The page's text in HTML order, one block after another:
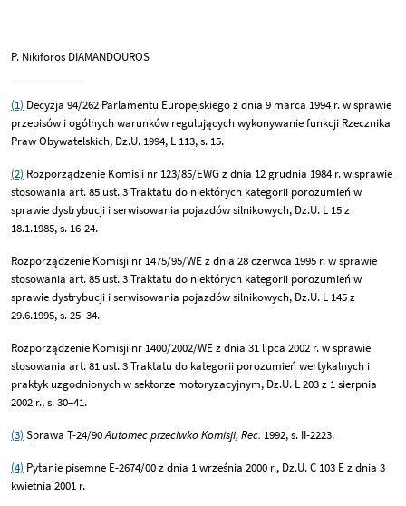
P. Nikiforos DIAMANDOUROS
(1) Decyzja 94/262 Parlamentu Europejskiego z dnia 9 marca 1994 r. w sprawie
przepisów i ogólnych warunków regulujących wykonywanie funkcji Rzecznika
Praw Obywatelskich, Dz.U. 1994, L 113, s. 15.
(2) Rozporządzenie Komisji nr 123/85/EWG z dnia 12 grudnia 1984 r. w sprawie
stosowania art. 85 ust. 3 Traktatu do niektórych kategorii porozumień w
sprawie dystrybucji i serwisowania pojazdów silnikowych, Dz.U. L 15 z
18.1.1985, s. 16-24.
Rozporządzenie Komisji nr 1475/95/WE z dnia 28 czerwca 1995 r. w sprawie
stosowania art. 85 ust. 3 Traktatu do niektórych kategorii porozumień w
sprawie dystrybucji i serwisowania pojazdów silnikowych, Dz.U. L 145 z
29.6.1995, s. 25–34.
Rozporządzenie Komisji nr 1400/2002/WE z dnia 31 lipca 2002 r. w sprawie
stosowania art. 81 ust. 3 Traktatu do kategorii porozumień wertykalnych i
praktyk uzgodnionych w sektorze motoryzacyjnym, Dz.U. L 203 z 1 sierpnia
2002 r., s. 30–41.
(3) Sprawa T-24/90Automec przeciwko Komisji, Rec. 1992, s. II-2223.
(4) Pytanie pisemne E-2674/00 z dnia 1 września 2000 r., Dz.U. C 103 E z dnia 3
kwietnia 2001 r.